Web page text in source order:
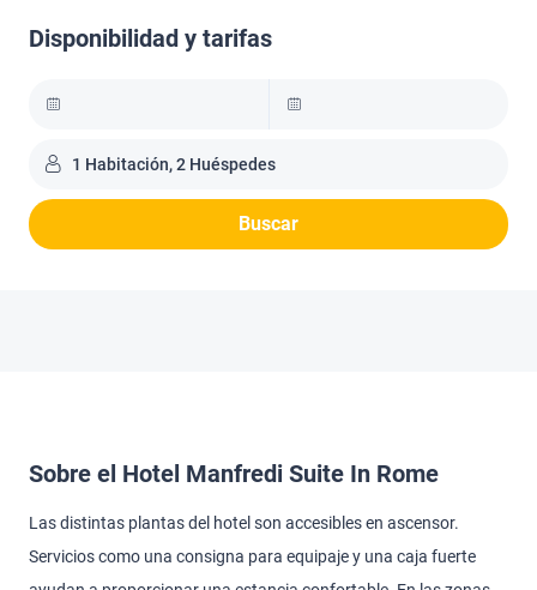
Disponibilidad y tarifas
1 Habitación, 2 Huéspedes
Buscar
Sobre el Hotel Manfredi Suite In Rome
Las distintas plantas del hotel son accesibles en ascensor.
Servicios como una consigna para equipaje y una caja fuerte